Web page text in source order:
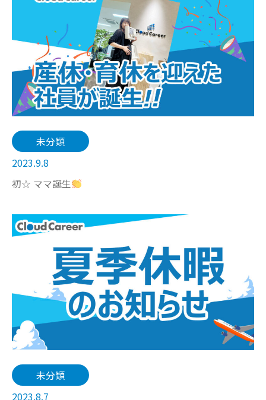
未分類
2023.9.8
初☆ ママ誕生
未分類
2023.8.7